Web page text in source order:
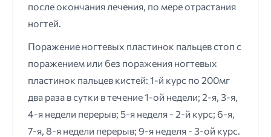
после окончания лечения, по мере отрастания
ногтей.
Поражение ногтевых пластинок пальцев стоп с
поражением или без поражения ногтевых
пластинок пальцев кистей: 1-й курс по 200мг
два раза в сутки в течение 1-ой недели; 2-я, 3-я,
4-я недели перерыв; 5-я неделя - 2-й курс; 6-я,
7-я, 8-я недели перерыв; 9-я неделя - 3-ой курс.